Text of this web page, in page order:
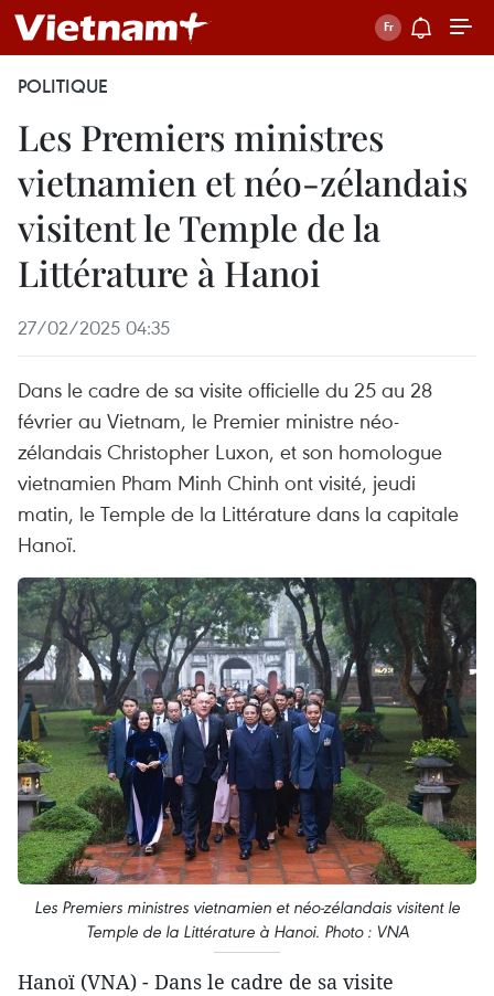
POLITIQUE
Les Premiers ministres
vietnamien et néo-zélandais
visitent le Temple de la
Littérature à Hanoi
27/02/2025 04:35
Dans le cadre de sa visite officielle du 25 au 28
février au Vietnam, le Premier ministre néo-
zélandais Christopher Luxon, et son homologue
vietnamien Pham Minh Chinh ont visité, jeudi
matin, le Temple de la Littérature dans la capitale
Hanoï.
Les Premiers ministres vietnamien et néo-zélandais visitent le
Temple de la Littérature à Hanoi. Photo : VNA
Hanoï (VNA) - Dans le cadre de sa visite